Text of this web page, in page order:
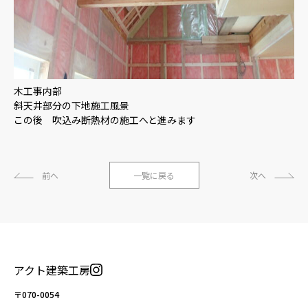
木工事内部
斜天井部分の下地施工風景
この後 吹込み断熱材の施工へと進みます
前へ 一覧に戻る 次へ
アクト建築工房
〒070-0054